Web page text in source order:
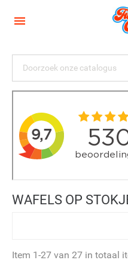

WAFELS OP
Item 1-27 van 27 in totaal